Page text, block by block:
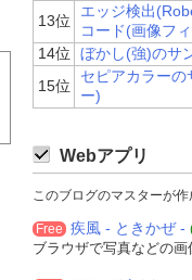
13位
エッジ検出
コード(画像フ
14位
ぼかし(強)のサ
15位
セピアカラーの
ー)
Webアプリ
このブログのマスターが作
Free 疾風 - ときかぜ -
ブラウザで写真などの画